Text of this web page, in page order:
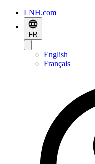
LNH.com
FR
English
Français